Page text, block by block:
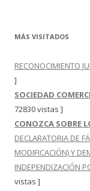
MÁS VISITADOS
RECONOCIMIENTO
]
SOCIEDAD
72830 vistas ]
CONOZCA SOBRE
DECLARATORIA DE
MODIFICACIÓN) Y
INDEPENDIZACIÓN
vistas ]